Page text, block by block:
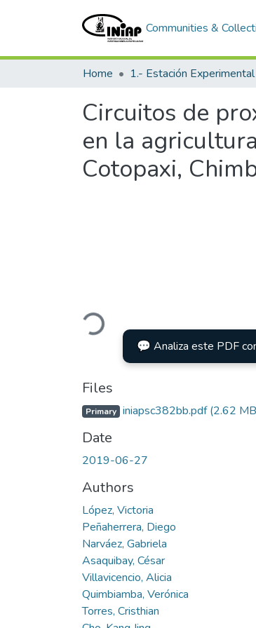
Communities &
Home
Circuitos de
en la
Cotopaxi,
Loading...
💬 Analiza este PDF
Files
Primary iniapsc382bb.pdf(2.62
Date
2019-06-27
Authors
López, Victoria
Peñaherrera, Diego
Narváez, Gabriela
Asaquibay, César
Villavicencio, Alicia
Quimbiamba, Verónica
Torres, Cristhian